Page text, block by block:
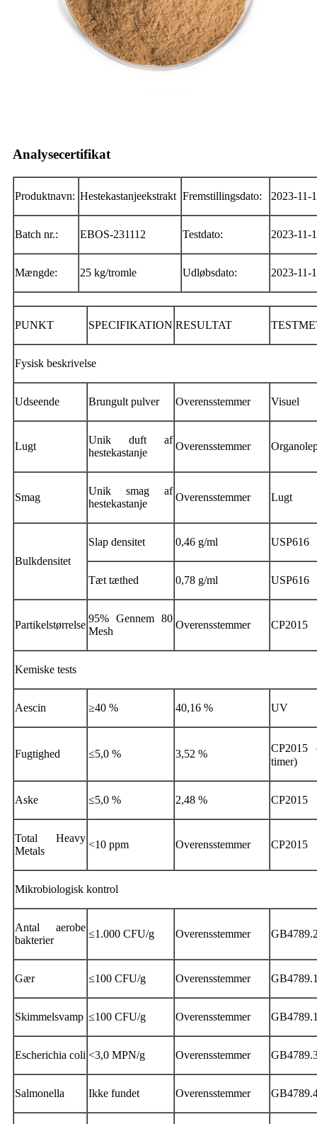
Analysecertifikat
Produktnavn: Hestekastanjeekstrakt Fremstillingsdato: 2023-11-
Batch nr.: EBOS-231112 Testdato: 2023-11-
Mængde: 25 kg/tromle Udløbsdato: 2023-11-
PUNKT SPECIFIKATION RESULTAT
Fysisk beskrivelse
Udseende Brungult pulver Overensstemmer Visuel
Lugt
Unik duft af
hestekastanje
Overensstemmer
Smag
Unik smag af
hestekastanje
Overensstemmer Lugt
Bulkdensitet
Slap densitet 0,46 g/ml USP616
Tæt tæthed 0,78 g/ml USP616
Partikelstørrelse
95% Gennem 80
Mesh
Overensstemmer CP2015
Kemiske tests
Aescin ≥40 % 40,16 % UV
Fugtighed ≤5,0 % 3,52 %
timer)
Aske ≤5,0 % 2,48 % CP2015
Total Heavy
Metals
<10 ppm Overensstemmer CP2015
Mikrobiologisk kontrol
Antal aerobe
bakterier
≤1.000 CFU/g Overensstemmer
Gær ≤100 CFU/g Overensstemmer
Skimmelsvamp ≤100 CFU/g Overensstemmer
Escherichia coli <3,0 MPN/g Overensstemmer
Salmonella Ikke fundet Overensstemmer